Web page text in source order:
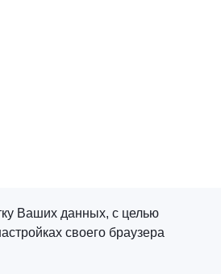
Ваших данных, с целью
своего браузера